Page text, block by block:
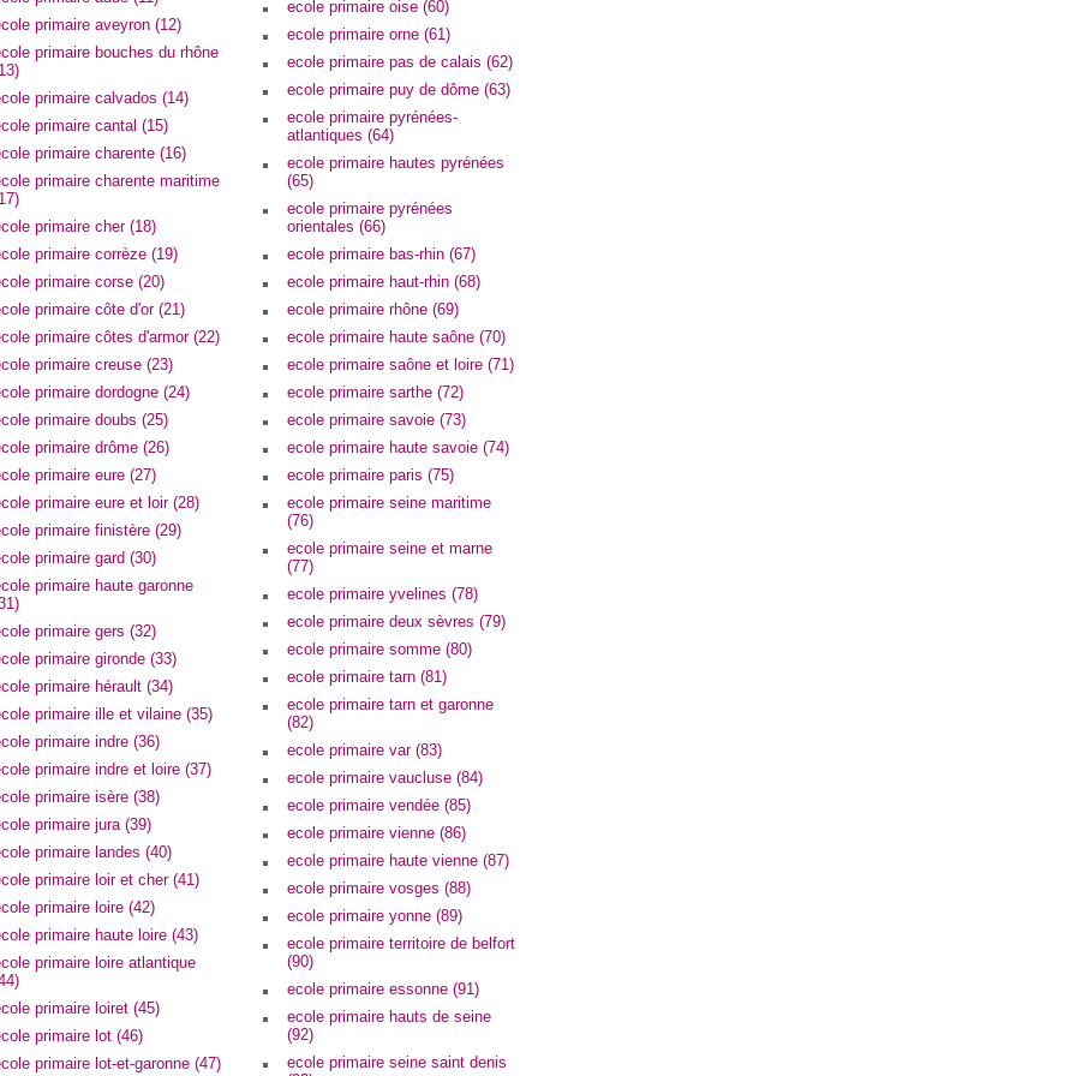
primaire aveyron (12)
primaire bouches du rhône
primaire calvados (14)
primaire cantal (15)
primaire charente (16)
primaire charente maritime
primaire cher (18)
primaire corrèze (19)
primaire corse (20)
primaire côte d'or (21)
primaire côtes d'armor (22)
primaire creuse (23)
primaire dordogne (24)
primaire doubs (25)
primaire drôme (26)
primaire eure (27)
primaire eure et loir (28)
primaire finistère (29)
primaire gard (30)
primaire haute garonne
primaire gers (32)
primaire gironde (33)
primaire hérault (34)
primaire ille et vilaine (35)
primaire indre (36)
primaire indre et loire (37)
primaire isère (38)
primaire jura (39)
primaire landes (40)
primaire loir et cher (41)
primaire loire (42)
primaire haute loire (43)
primaire loire atlantique
primaire loiret (45)
primaire lot (46)
primaire lot-et-garonne (47)
ecole primaire oise (60)
ecole primaire orne (61)
ecole primaire pas de calais (62)
ecole primaire puy de dôme (63)
ecole primaire pyrénées-
atlantiques (64)
ecole primaire hautes pyrénées
(65)
ecole primaire pyrénées
orientales (66)
ecole primaire bas-rhin (67)
ecole primaire haut-rhin (68)
ecole primaire rhône (69)
ecole primaire haute saône (70)
ecole primaire saône et loire (71)
ecole primaire sarthe (72)
ecole primaire savoie (73)
ecole primaire haute savoie (74)
ecole primaire paris (75)
ecole primaire seine maritime
(76)
ecole primaire seine et marne
(77)
ecole primaire yvelines (78)
ecole primaire deux sèvres (79)
ecole primaire somme (80)
ecole primaire tarn (81)
ecole primaire tarn et garonne
(82)
ecole primaire var (83)
ecole primaire vaucluse (84)
ecole primaire vendée (85)
ecole primaire vienne (86)
ecole primaire haute vienne (87)
ecole primaire vosges (88)
ecole primaire yonne (89)
ecole primaire territoire de belfort
(90)
ecole primaire essonne (91)
ecole primaire hauts de seine
(92)
ecole primaire seine saint denis